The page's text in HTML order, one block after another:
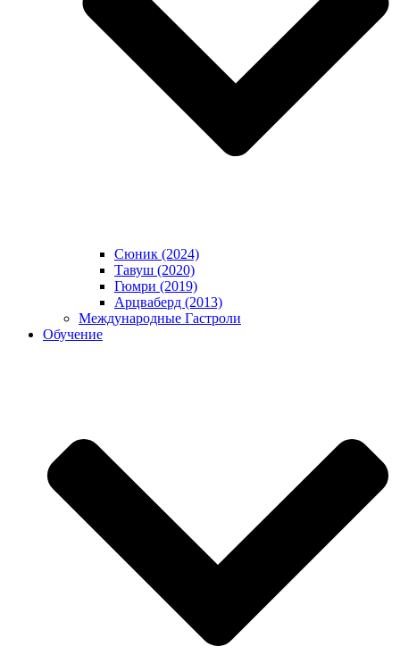
Сюник (2024)
Тавуш (2020)
Гюмри (2019)
Арцваберд (2013)
Международные Гастроли
Обучение